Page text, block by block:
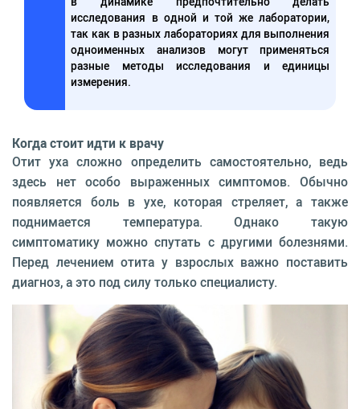
исследования в одной и той же лаборатории,
так как в разных лабораториях для выполнения
одноименных анализов могут применяться
разные методы исследования и единицы
измерения.
Когда стоит идти к врачу
Отит уха сложно определить самостоятельно, ведь
здесь нет особо выраженных симптомов. Обычно
появляется боль в ухе, которая стреляет, а также
поднимается температура. Однако такую
симптоматику можно спутать с другими болезнями.
Перед лечением отита у взрослых важно поставить
диагноз, а это под силу только специалисту.